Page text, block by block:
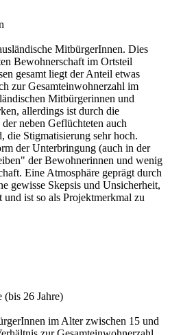
MitbürgerInnen. Dies
Bewohnerschaft im Ortsteil
gesamt liegt der Anteil etwas
zur Gesamteinwohnerzahl im
Mitbürgerinnen und
allerdings ist durch die
neben Geflüchteten auch
die Stigmatisierung sehr hoch.
der Unterbringung (auch in der
der Bewohnerinnen und wenig
Eine Atmosphäre geprägt durch
gewisse Skepsis und Unsicherheit,
und ist so als Projektmerkmal zu
(bis 26 Jahre)
im Alter zwischen 15 und